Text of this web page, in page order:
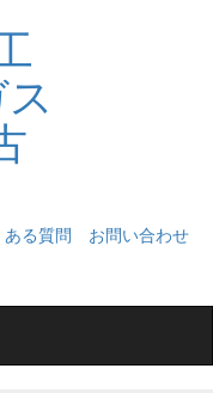
ある質問
お問い合わせ